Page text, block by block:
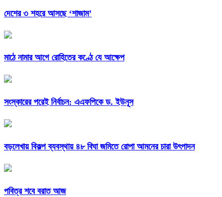
দেশের ৩ শহরে আসছে ‘শাজাম’
মাঠে নামার আগে রোহিতের কণ্ঠে যে আক্ষেপ
সংস্কারের পরেই নির্বাচন: এএফপিকে ড. ইউনূস
বড়লেখায় বিকল্প ব্যবস্থায় ৪৮ বিঘা জমিতে রোপা আমনের চারা উৎপাদন
পবিত্র শবে বরাত আজ